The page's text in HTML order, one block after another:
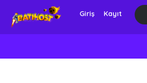
Giriş Kayıt